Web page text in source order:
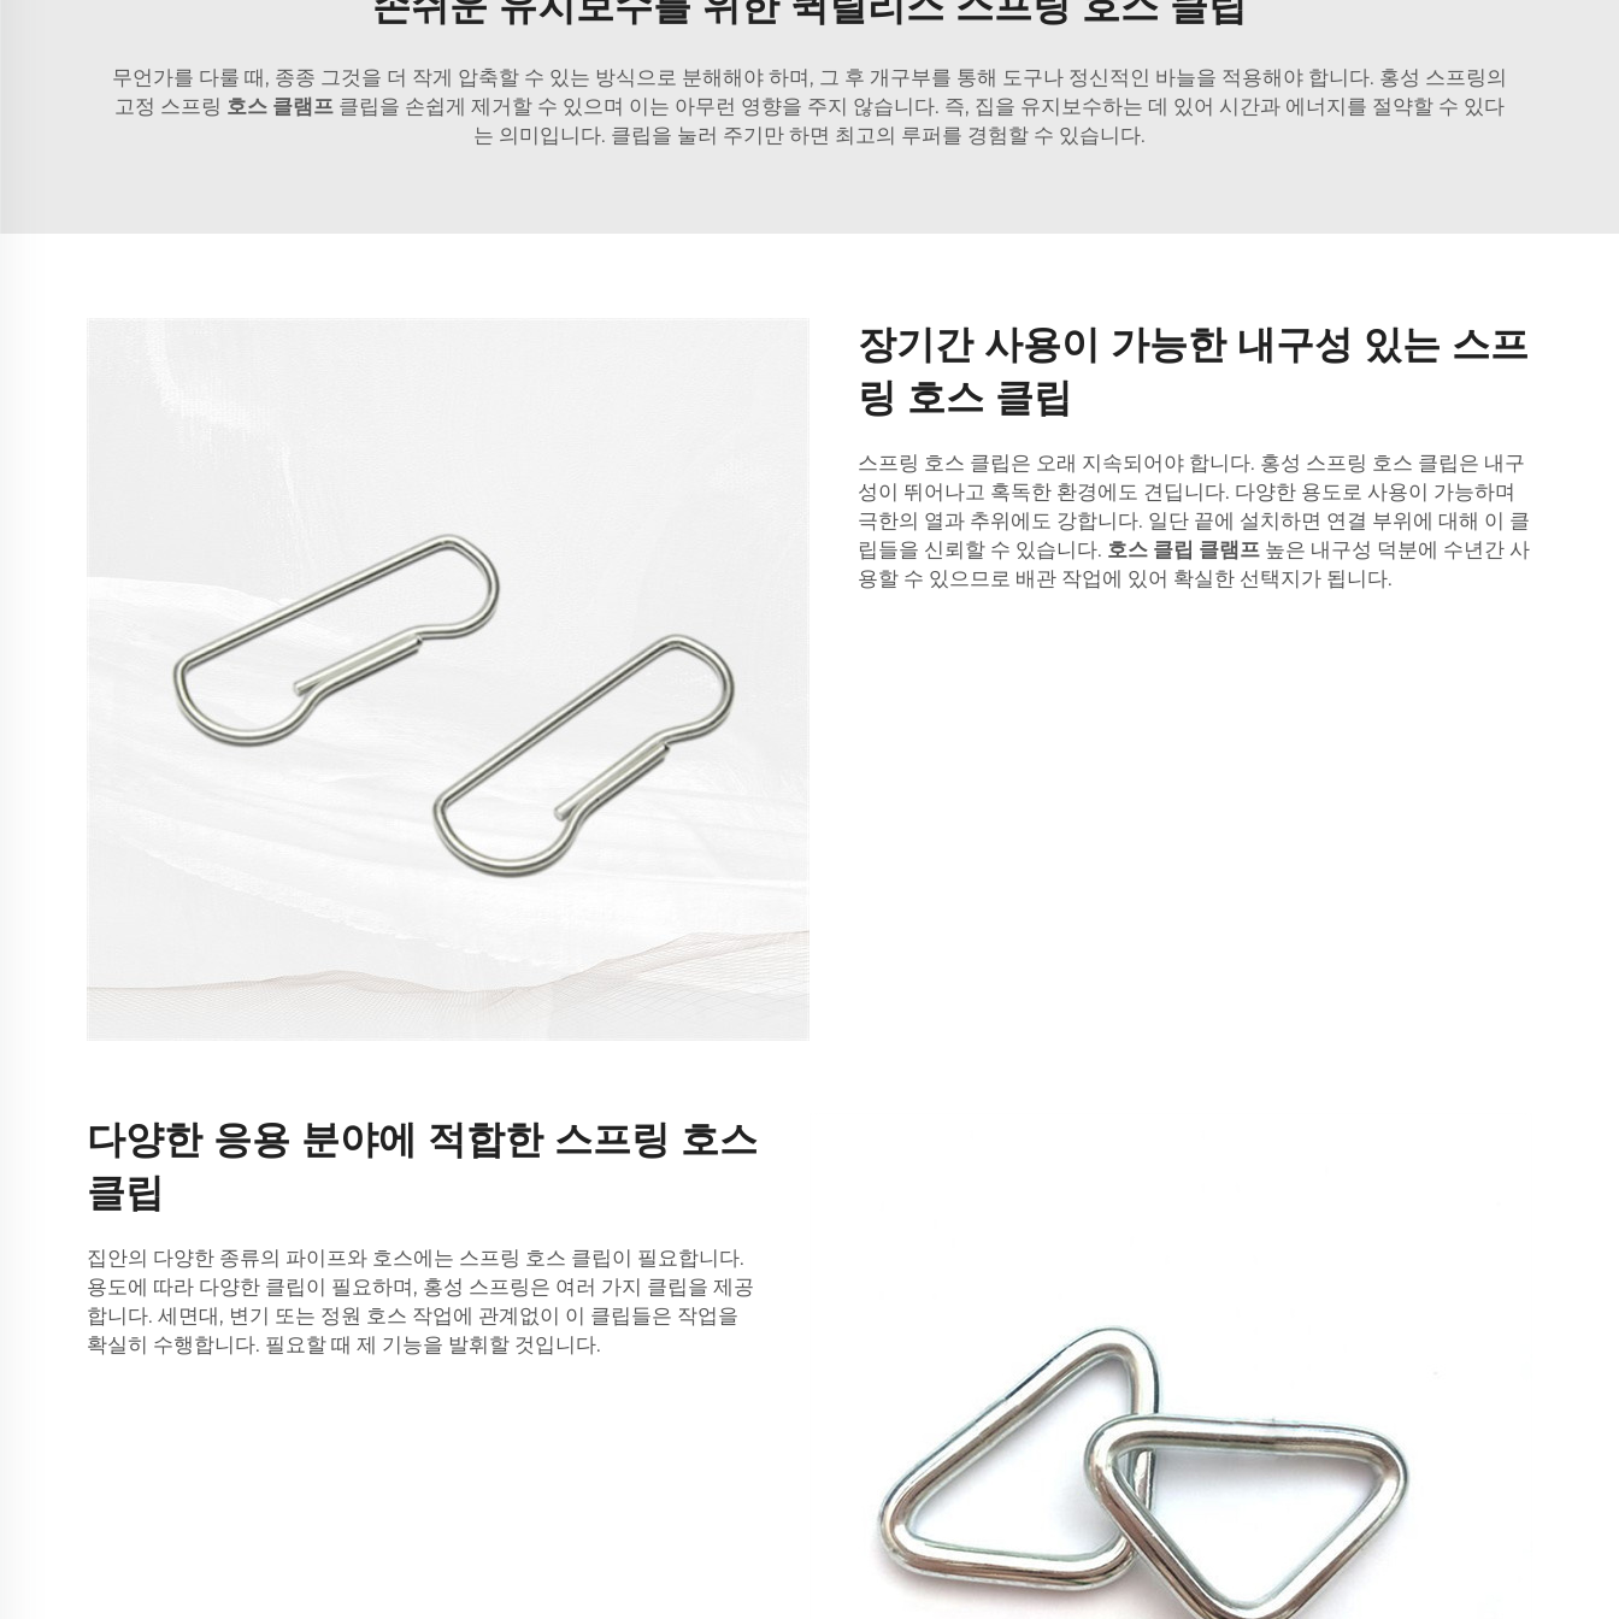
무언가를 다룰 때, 종종 그것을 더 작게 압축할 수 있는 방식으로 분해해야 하며, 그 후 개구부를 통해 도구나 정신적인 바늘을 적용해야 합니다. 홍성 스프링의
고정 스프링 호스 클램프 클립을 손쉽게 제거할 수 있으며 이는 아무런 영향을 주지 않습니다. 즉, 집을 유지보수하는 데 있어 시간과 에너지를 절약할 수 있다
는 의미입니다. 클립을 눌러 주기만 하면 최고의 루퍼를 경험할 수 있습니다.
장기간 사용이 가능한 내구성 있는 스프
링 호스 클립
스프링 호스 클립은 오래 지속되어야 합니다. 홍성 스프링 호스 클립은 내구
성이 뛰어나고 혹독한 환경에도 견딥니다. 다양한 용도로 사용이 가능하며
극한의 열과 추위에도 강합니다. 일단 끝에 설치하면 연결 부위에 대해 이 클
립들을 신뢰할 수 있습니다. 호스 클립 클램프 높은 내구성 덕분에 수년간 사
용할 수 있으므로 배관 작업에 있어 확실한 선택지가 됩니다.
다양한 응용 분야에 적합한 스프링 호스
클립
집안의 다양한 종류의 파이프와 호스에는 스프링 호스 클립이 필요합니다.
용도에 따라 다양한 클립이 필요하며, 홍성 스프링은 여러 가지 클립을 제공
합니다. 세면대, 변기 또는 정원 호스 작업에 관계없이 이 클립들은 작업을
확실히 수행합니다. 필요할 때 제 기능을 발휘할 것입니다.